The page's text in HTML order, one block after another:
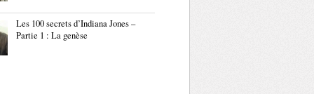
Les 100 secrets d’Indiana Jones –
Partie 1 : La genèse